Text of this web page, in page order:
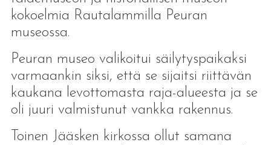
kokoelmia Rautalammilla Peuran
museossa.
Peuran museo valikoitui säilytyspaikaksi
varmaankin siksi, että se sijaitsi riittävän
kaukana levottomasta raja-alueesta ja se
oli juuri valmistunut vankka rakennus.
Toinen Jääsken kirkossa ollut samana